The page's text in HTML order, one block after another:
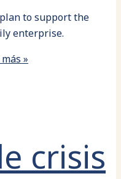
to support the
enterprise.
»
crisis